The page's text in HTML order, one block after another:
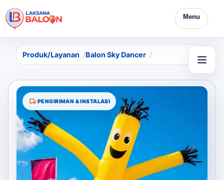
Menu
Produk/Layanan Balon Sky Dancer
PENGIRIMAN & INSTALASI